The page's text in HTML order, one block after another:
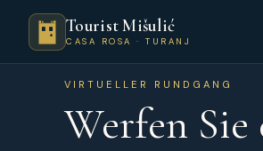
Tourist Mišulić
CASA ROSA · TURANJ
VIRTUELLER RUNDGANG
Werfen